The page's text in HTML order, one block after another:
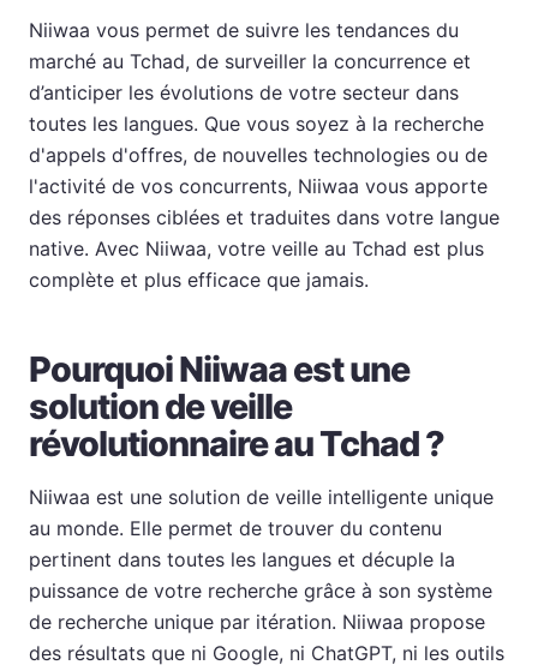
Niiwaa vous permet de suivre les tendances du
marché au Tchad, de surveiller la concurrence et
d’anticiper les évolutions de votre secteur dans
toutes les langues. Que vous soyez à la recherche
d'appels d'offres, de nouvelles technologies ou de
l'activité de vos concurrents, Niiwaa vous apporte
des réponses ciblées et traduites dans votre langue
native. Avec Niiwaa, votre veille au Tchad est plus
complète et plus efficace que jamais.
Pourquoi Niiwaa est une
solution de veille
révolutionnaire au Tchad ?
Niiwaa est une solution de veille intelligente unique
au monde. Elle permet de trouver du contenu
pertinent dans toutes les langues et décuple la
puissance de votre recherche grâce à son système
de recherche unique par itération. Niiwaa propose
des résultats que ni Google, ni ChatGPT, ni les outils